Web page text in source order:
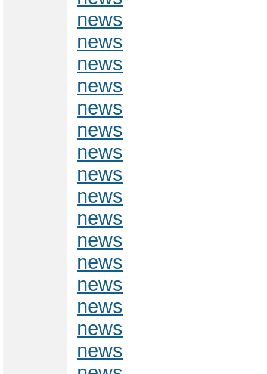
news
news
news
news
news
news
news
news
news
news
news
news
news
news
news
news